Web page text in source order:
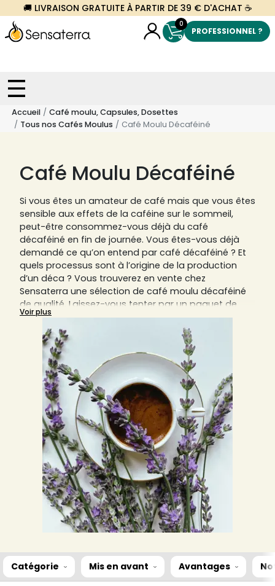
🚚 LIVRAISON GRATUITE À PARTIR DE 39 € D'ACHAT ☕
0
PROFESSIONNEL ?
Accueil
Café moulu, Capsules, Dosettes
Tous nos Cafés Moulus
Café Moulu Décaféiné
Café Moulu Décaféiné
Si vous êtes un amateur de café mais que vous êtes
sensible aux effets de la caféine sur le sommeil,
peut-être consommez-vous déjà du café
décaféiné en fin de journée. Vous êtes-vous déjà
demandé ce qu’on entend par café décaféiné ? Et
quels processus sont à l’origine de la production
d’un déca ? Vous trouverez en vente chez
Sensaterra une sélection de café moulu décaféiné
de qualité. Laissez-vous tenter par un paquet de
café déca artisanal pour savourer un café aussi
bon qu’un expresso, sans craindre les effets
néfastes de la caféine. Si vous voulez rendre votre
dégustation de déca plus savoureuse, vous pouvez
simplement ajouter un peu de lait ou de mousse de
lait à la préparation. Continuez de lire pour
apprendre tout ce qu’il faut savoir sur la production
de café décaféiné.
Voir plus
Catégorie Mis en avant Avantages